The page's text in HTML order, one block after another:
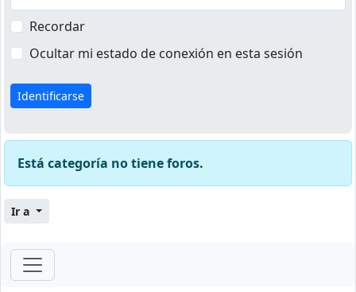
Recordar
Ocultar mi estado de conexión en esta sesión
Está categoría no tiene foros.
Ir a